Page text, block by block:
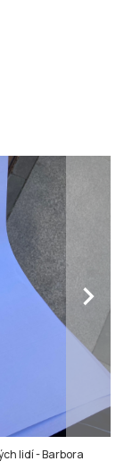
chevron_right
lidí-Barbora